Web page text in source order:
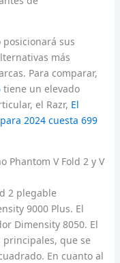
sus
más
Para comparar,
tiene un elevado
el Razr, El
2024 cuesta 699
Phantom V Fold 2 y V
2 plegable
9000 Plus. El
Dimensity 8050. El
principales, que se
En cuanto al